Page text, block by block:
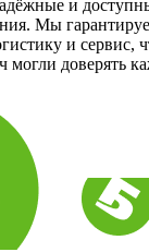
и
Мы
и сервис,
доверять